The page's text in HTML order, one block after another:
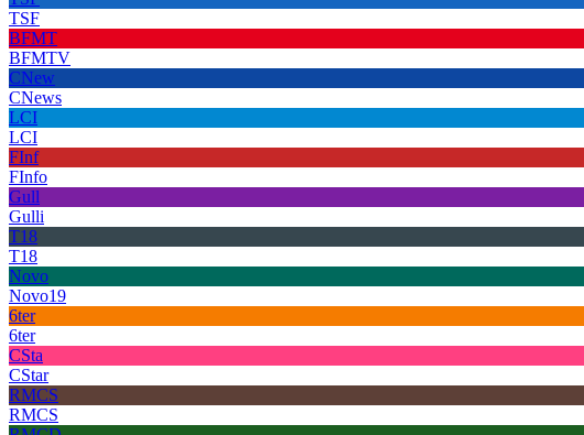
TSF
BFMT
BFMTV
CNew
CNews
LCI
LCI
FInf
FInfo
Gull
Gulli
T18
T18
Novo
Novo19
6ter
6ter
CSta
CStar
RMCS
RMCS